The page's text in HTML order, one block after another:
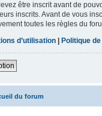
être inscrit avant de
inscrits. Avant de vous
toutes les règles du
d’utilisation
Politique
du forum